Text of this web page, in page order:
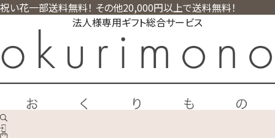
祝い花一部送料無料！ その他20,000円以上で送料無料！
法人様専用ギフト総合サービス